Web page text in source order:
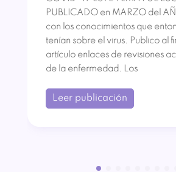
PUBLICADO en MARZO del
con los conocimientos que
tenían sobre el virus. Publico al
artículo enlaces de revisiones
de la enfermedad. Los
Leer publicación